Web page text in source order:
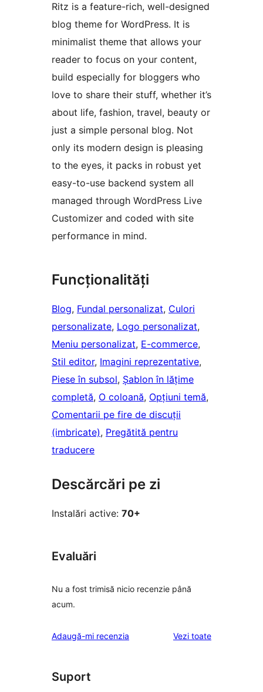
Ritz is a feature-rich, well-designed
blog theme for WordPress. It is
minimalist theme that allows your
reader to focus on your content,
build especially for bloggers who
love to share their stuff, whether it’s
about life, fashion, travel, beauty or
just a simple personal blog. Not
only its modern design is pleasing
to the eyes, it packs in robust yet
easy-to-use backend system all
managed through WordPress Live
Customizer and coded with site
performance in mind.
Funcționalități
Blog, Fundal personalizat, Culori
personalizate, Logo personalizat
Meniu personalizat, E-commerce
Stil editor, Imagini reprezentative
Piese în subsol, Șablon în lățime
completă, O coloană, Opțiuni temă
Comentarii pe fire de discuții
(imbricate), Pregătită pentru
traducere
Descărcări pe zi
Instalări active: 70+
Evaluări
Nu a fost trimisă nicio recenzie până
acum.
Adaugă-mi recenzia Vezi toaterecenziile
Suport